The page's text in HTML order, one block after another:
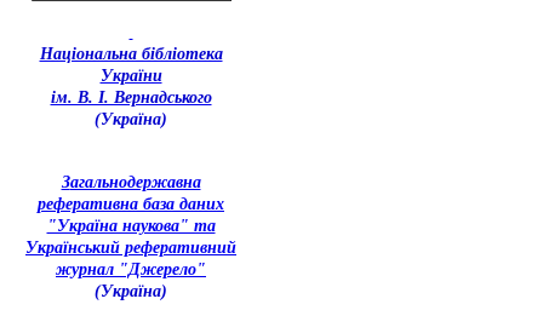
Національна бібліотека
України
ім. В. І. Вернадського
(Україна)
Загальнодержавна
реферативна база даних
"Україна наукова" та
Український реферативний
журнал "Джерело"
(Україна)